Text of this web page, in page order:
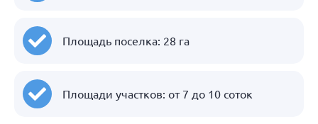
Площадь поселка: 28 га
Площади участков: от 7 до 10 соток